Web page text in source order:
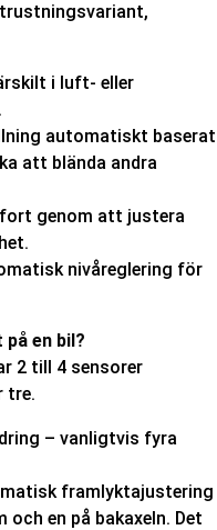
i luft- eller
automatiskt baserat
att blända andra
genom att justera
nivåreglering för
en bil?
2 till 4 sensorer
tre.
– vanligtvis fyra
framlyktajustering
en på bakaxeln. Det